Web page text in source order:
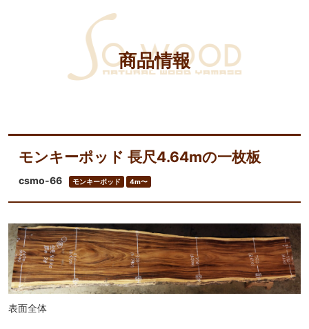
商品情報
モンキーポッド 長尺4.64mの一枚板
csmo-66 モンキーポッド 4m〜
表面全体